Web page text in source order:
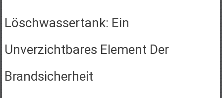
Löschwassertank: Ein
Unverzichtbares Element Der
Brandsicherheit